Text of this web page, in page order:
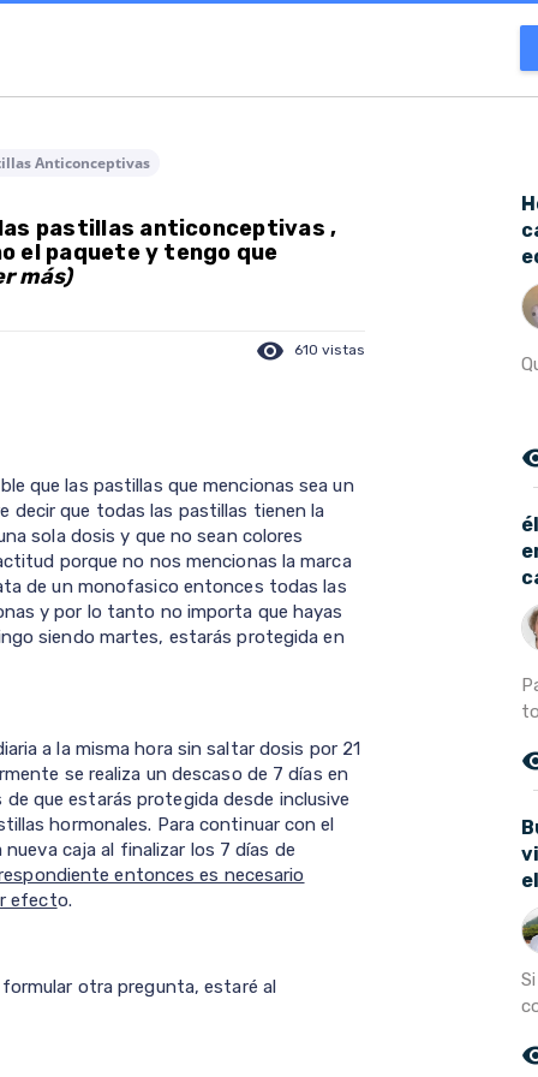
Anticonceptivas
pastillas anticonceptivas ,
el paquete y tengo que
más)
visibility 610 vistas
que las pastillas que mencionas sea un
decir que todas las pastillas tienen la
sola dosis y que no sean colores
porque no nos mencionas la marca
de un monofasico entonces todas las
y por lo tanto no importa que hayas
siendo martes, estarás protegida en
a la misma hora sin saltar dosis por 21
se realiza un descaso de 7 días en
que estarás protegida desde inclusive
hormonales. Para continuar con el
caja al finalizar los 7 días de
entonces es necesario
efecto.
otra pregunta, estaré al